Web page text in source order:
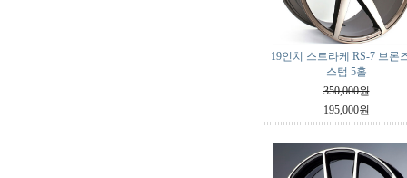
19인치 스트라케 RS-7 브론
스텀 5홀
350,000원
195,000원